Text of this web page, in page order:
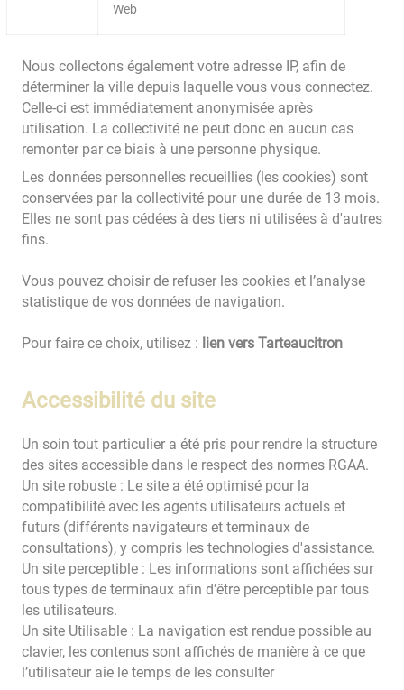
Web
Nous collectons également votre adresse IP, afin de
déterminer la ville depuis laquelle vous vous connectez.
Celle-ci est immédiatement anonymisée après
utilisation. La collectivité ne peut donc en aucun cas
remonter par ce biais à une personne physique.
Les données personnelles recueillies (les cookies) sont
conservées par la collectivité pour une durée de 13 mois.
Elles ne sont pas cédées à des tiers ni utilisées à d'autres
fins.
Vous pouvez choisir de refuser les cookies et l’analyse
statistique de vos données de navigation.
Pour faire ce choix, utilisez : lien vers Tarteaucitron
Accessibilité du site
Un soin tout particulier a été pris pour rendre la structure
des sites accessible dans le respect des normes RGAA.
Un site robuste : Le site a été optimisé pour la
compatibilité avec les agents utilisateurs actuels et
futurs (différents navigateurs et terminaux de
consultations), y compris les technologies d'assistance.
Un site perceptible : Les informations sont affichées sur
tous types de terminaux afin d’être perceptible par tous
les utilisateurs.
Un site Utilisable : La navigation est rendue possible au
clavier, les contenus sont affichés de manière à ce que
l’utilisateur aie le temps de les consulter